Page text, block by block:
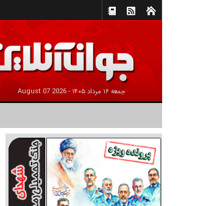
جمعه ۱۶ مرداد ۱۴۰۵ - 2026 August 07